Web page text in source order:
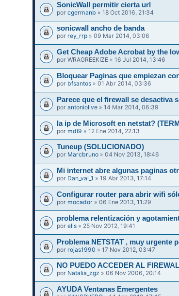
SonicWall permitir cierta url
porcgermanb » 18 Oct 2016, 21:34
sonicwall ancho de banda
por rey_rrp » 09 Mar 2014, 03:06
Get Cheap Adobe Acrobat by the
porWRAGREEKIZE » 16 Jul 2014, 13:46
Bloquear Paginas que empiezan
por bfsantos » 01 Abr 2014, 03:36
Parece que el firewall se desactiva
porantoniolive » 14 Mar 2014, 06:39
la ip de Microsoft en netstat?
por mdl9 » 12 Ene 2014, 22:13
Tuneup (SOLUCIONADO)
por Marcbruno » 04 Nov 2013, 18:46
Mi internet abre algunas paginas
por Dan_val_1 » 19 Abr 2013, 17:14
Configurar router para abrir wifi
por mocador » 06 Ene 2013, 11:29
problema relentización y
porelis » 25 Nov 2012, 19:41
Problema NETSTAT , muy urgente
por rojas1990 » 17 Nov 2012, 03:47
NO PUEDO ACCEDER AL
por Natalia_zgz » 06 Nov 2006, 20:14
AYUDA Ventanas Emergentes